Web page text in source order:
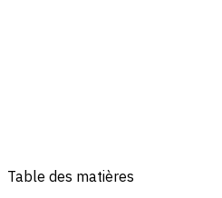
Table des matières